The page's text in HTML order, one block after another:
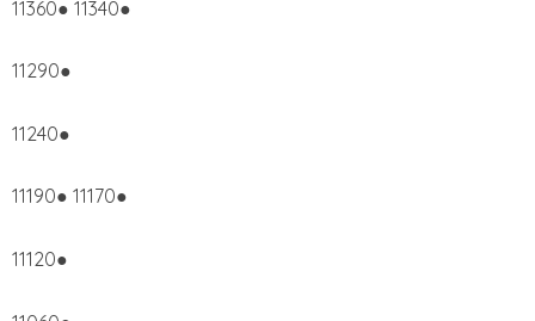
11360● 11340●
11290●
11240●
11190● 11170●
11120●